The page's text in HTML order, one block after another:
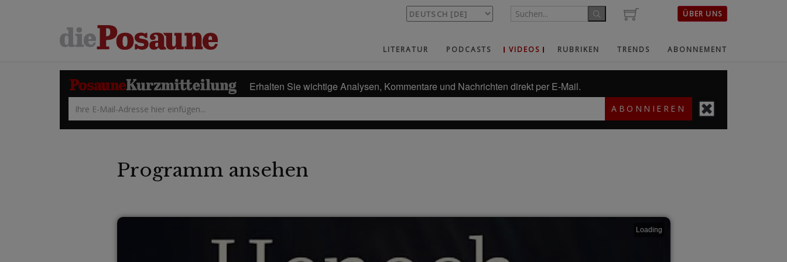
ÜBER UNS
LITERATUR PODCASTS VIDEOS RUBRIKEN TRENDS ABONNEMENT
Erhalten Sie wichtige Analysen, Kommentare und Nachrichten direkt per E-Mail.
ABONNIEREN
Programm ansehen
Loading